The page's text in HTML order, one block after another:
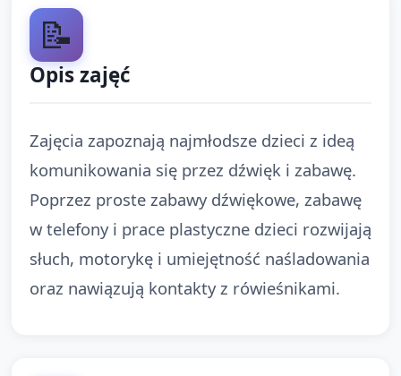
📝
Opis zajęć
Zajęcia zapoznają najmłodsze dzieci z ideą
komunikowania się przez dźwięk i zabawę.
Poprzez proste zabawy dźwiękowe, zabawę
w telefony i prace plastyczne dzieci rozwijają
słuch, motorykę i umiejętność naśladowania
oraz nawiązują kontakty z rówieśnikami.